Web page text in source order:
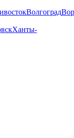
Волгоград
Ханты-